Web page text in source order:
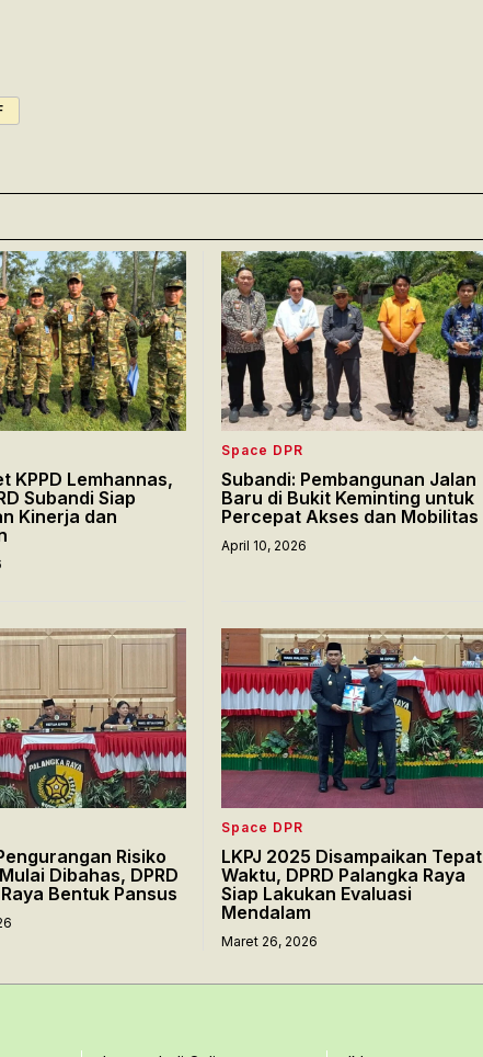
KPPD Lemhannas,
Subandi Siap
Kinerja dan
Space DPR
Subandi: Pembangunan Jalan
Baru di Bukit Keminting untuk
Percepat Akses dan Mobilitas
April 10, 2026
Risiko
Dibahas, DPRD
Bentuk Pansus
Space DPR
LKPJ 2025 Disampaikan Tepat
Waktu, DPRD Palangka Raya
Siap Lakukan Evaluasi
Mendalam
Maret 26, 2026